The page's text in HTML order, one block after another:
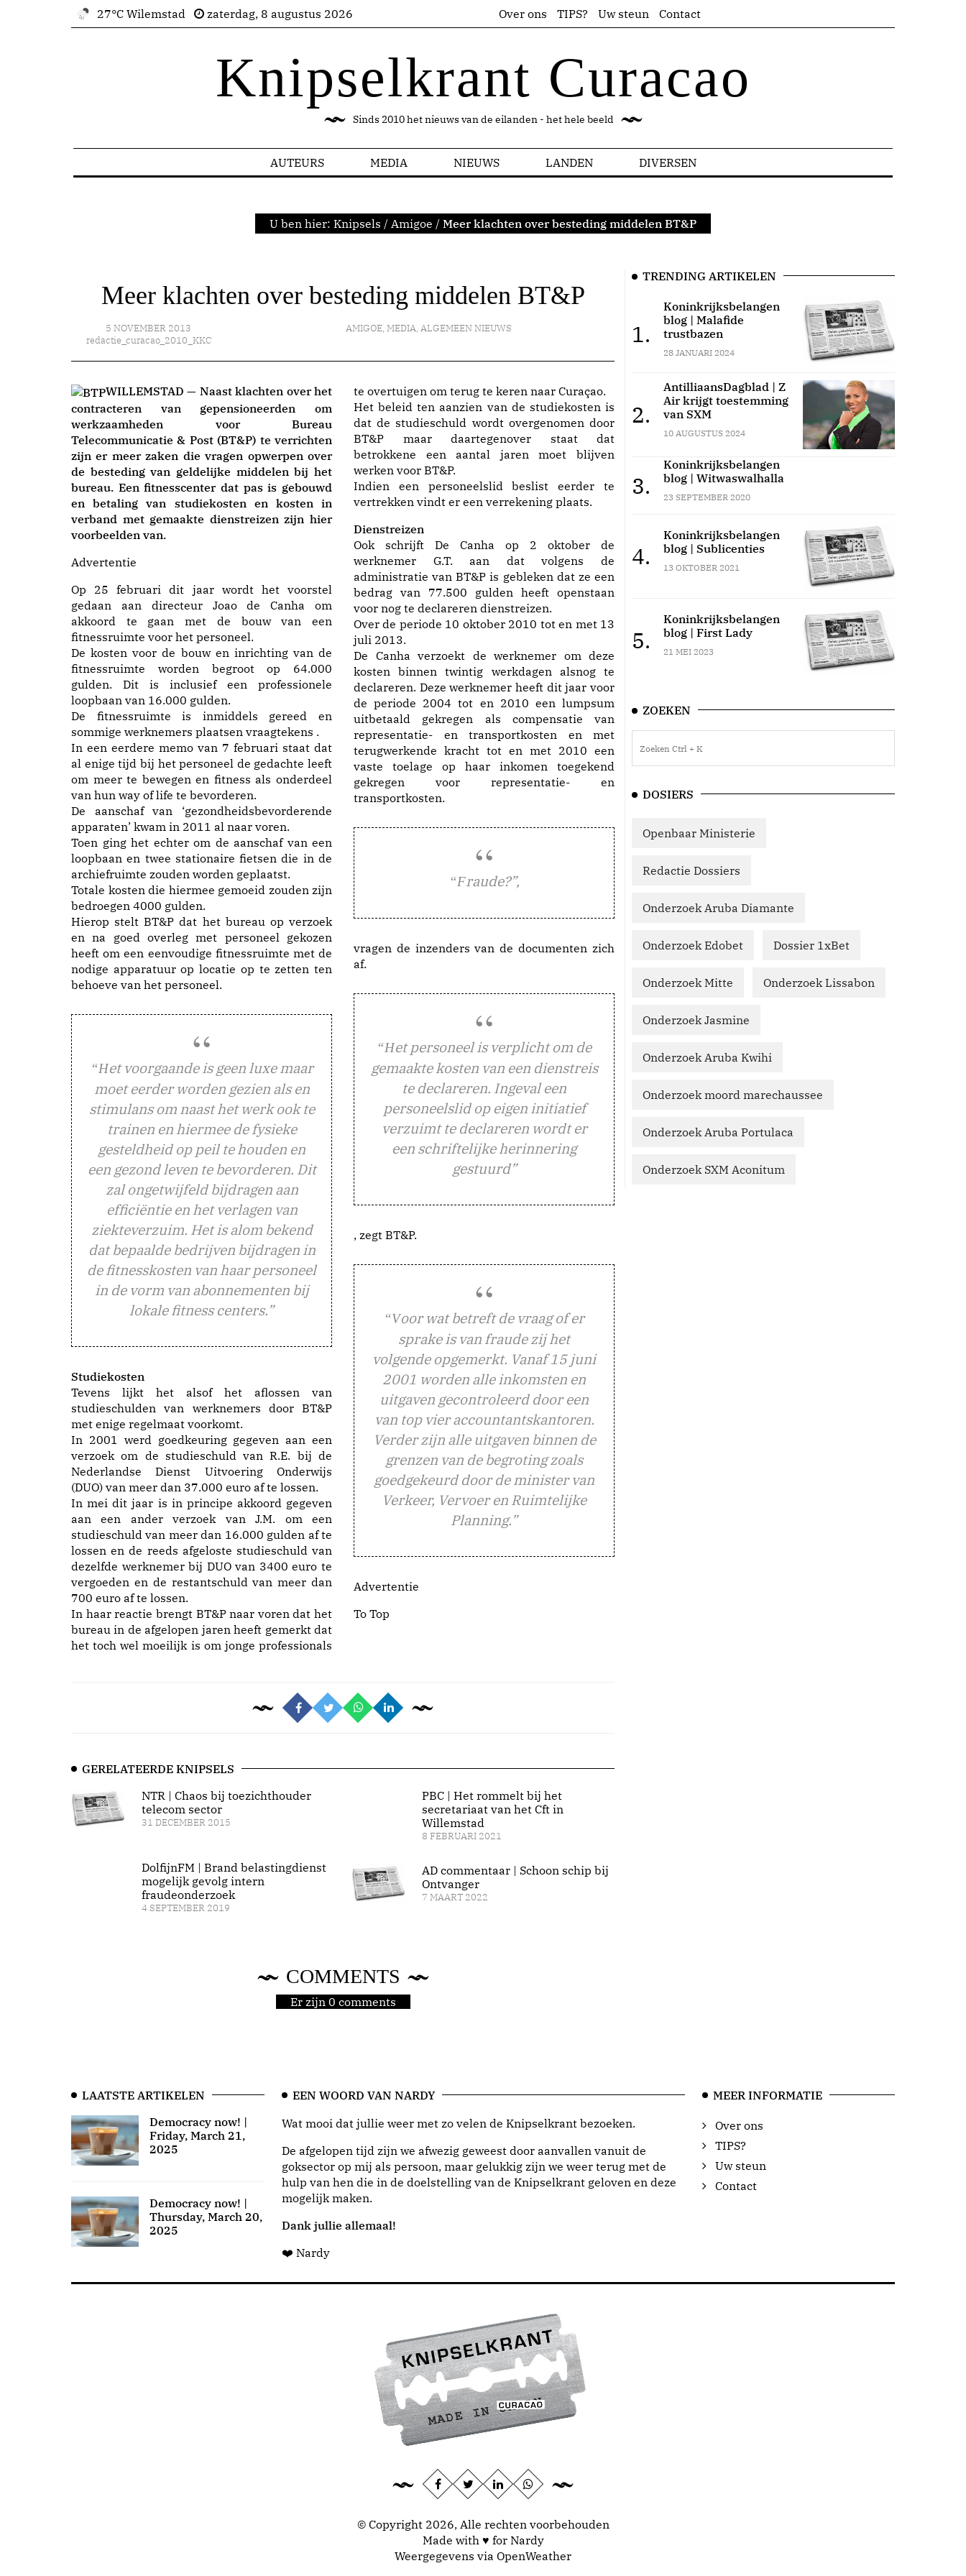
27°C Wilemstad zaterdag, 8 augustus 2026 Over ons TIPS? Uw steun Contact
Knipselkrant Curacao
Sinds 2010 het nieuws van de eilanden - het hele beeld
AUTEURS MEDIA NIEUWS LANDEN DIVERSEN
U ben hier: Knipsels / Amigoe / Meer klachten over besteding middelen BT&P
Meer klachten over besteding middelen BT&P
5 NOVEMBER 2013
redactie_curacao_2010_KKC
AMIGOE,MEDIA,ALGEMEEN NIEUWS
WILLEMSTAD — Naast klachten over het
contracteren van gepensioneerden om
werkzaamheden voor Bureau
Telecommunicatie & Post (BT&P) te verrichten
zijn er meer zaken die vragen opwerpen over
de besteding van geldelijke middelen bij het
bureau. Een fitnesscenter dat pas is gebouwd
en betaling van studiekosten en kosten in
verband met gemaakte dienstreizen zijn hier
voorbeelden van.
Advertentie
Op 25 februari dit jaar wordt het voorstel
gedaan aan directeur Joao de Canha om
akkoord te gaan met de bouw van een
fitnessruimte voor het personeel.
De kosten voor de bouw en inrichting van de
fitnessruimte worden begroot op 64.000
gulden. Dit is inclusief een professionele
loopbaan van 16.000 gulden.
De fitnessruimte is inmiddels gereed en
sommige werknemers plaatsen vraagtekens .
In een eerdere memo van 7 februari staat dat
al enige tijd bij het personeel de gedachte leeft
om meer te bewegen en fitness als onderdeel
van hun way of life te bevorderen.
De aanschaf van ‘gezondheidsbevorderende
apparaten’ kwam in 2011 al naar voren.
Toen ging het echter om de aanschaf van een
loopbaan en twee stationaire fietsen die in de
archiefruimte zouden worden geplaatst.
Totale kosten die hiermee gemoeid zouden zijn
bedroegen 4000 gulden.
Hierop stelt BT&P dat het bureau op verzoek
en na goed overleg met personeel gekozen
heeft om een eenvoudige fitnessruimte met de
nodige apparatuur op locatie op te zetten ten
behoeve van het personeel.
“Het voorgaande is geen luxe maar
moet eerder worden gezien als en
stimulans om naast het werk ook te
trainen en hiermee de fysieke
gesteldheid op peil te houden en
een gezond leven te bevorderen. Dit
zal ongetwijfeld bijdragen aan
efficiëntie en het verlagen van
ziekteverzuim. Het is alom bekend
dat bepaalde bedrijven bijdragen in
de fitnesskosten van haar personeel
in de vorm van abonnementen bij
lokale fitness centers.”
Studiekosten
Tevens lijkt het alsof het aflossen van
studieschulden van werknemers door BT&P
met enige regelmaat voorkomt.
In 2001 werd goedkeuring gegeven aan een
verzoek om de studieschuld van R.E. bij de
Nederlandse Dienst Uitvoering Onderwijs
(DUO) van meer dan 37.000 euro af te lossen.
In mei dit jaar is in principe akkoord gegeven
aan een ander verzoek van J.M. om een
studieschuld van meer dan 16.000 gulden af te
lossen en de reeds afgeloste studieschuld van
dezelfde werknemer bij DUO van 3400 euro te
vergoeden en de restantschuld van meer dan
700 euro af te lossen.
In haar reactie brengt BT&P naar voren dat het
bureau in de afgelopen jaren heeft gemerkt dat
het toch wel moeilijk is om jonge professionals
te overtuigen om terug te keren naar Curaçao.
Het beleid ten aanzien van de studiekosten is
dat de studieschuld wordt overgenomen door
BT&P maar daartegenover staat dat
betrokkene een aantal jaren moet blijven
werken voor BT&P.
Indien een personeelslid beslist eerder te
vertrekken vindt er een verrekening plaats.
Dienstreizen
Ook schrijft De Canha op 2 oktober de
werknemer G.T. aan dat volgens de
administratie van BT&P is gebleken dat ze een
bedrag van 77.500 gulden heeft openstaan
voor nog te declareren dienstreizen.
Over de periode 10 oktober 2010 tot en met 13
juli 2013.
De Canha verzoekt de werknemer om deze
kosten binnen twintig werkdagen alsnog te
declareren. Deze werknemer heeft dit jaar voor
de periode 2004 tot en 2010 een lumpsum
uitbetaald gekregen als compensatie van
representatie- en transportkosten en met
terugwerkende kracht tot en met 2010 een
vaste toelage op haar inkomen toegekend
gekregen voor representatie- en
transportkosten.
“Fraude?”,
vragen de inzenders van de documenten zich
af.
“Het personeel is verplicht om de
gemaakte kosten van een dienstreis
te declareren. Ingeval een
personeelslid op eigen initiatief
verzuimt te declareren wordt er
een schriftelijke herinnering
gestuurd”
, zegt BT&P.
“Voor wat betreft de vraag of er
sprake is van fraude zij het
volgende opgemerkt. Vanaf 15 juni
2001 worden alle inkomsten en
uitgaven gecontroleerd door een
van top vier accountantskantoren.
Verder zijn alle uitgaven binnen de
grenzen van de begroting zoals
goedgekeurd door de minister van
Verkeer, Vervoer en Ruimtelijke
Planning.”
Advertentie
To Top
GERELATEERDE KNIPSELS
NTR | Chaos bij toezichthouder
telecom sector
31 DECEMBER 2015
DolfijnFM | Brand belastingdienst
mogelijk gevolg intern
fraudeonderzoek
4 SEPTEMBER 2019
PBC | Het rommelt bij het
secretariaat van het Cft in
Willemstad
8 FEBRUARI 2021
AD commentaar | Schoon schip bij
Ontvanger
7 MAART 2022
COMMENTS
Er zijn 0 comments
TRENDING ARTIKELEN
1.
Koninkrijksbelangen
blog | Malafide
trustbazen
28 JANUARI 2024
2.
AntilliaansDagblad | Z
Air krijgt toestemming
van SXM
10 AUGUSTUS 2024
3.
Koninkrijksbelangen
blog | Witwaswalhalla
23 SEPTEMBER 2020
4.
Koninkrijksbelangen
blog | Sublicenties
13 OKTOBER 2021
5.
Koninkrijksbelangen
blog | First Lady
21 MEI 2023
ZOEKEN
DOSIERS
Openbaar Ministerie
Redactie Dossiers
Onderzoek Aruba Diamante
Onderzoek Edobet Dossier 1xBet
Onderzoek Mitte Onderzoek Lissabon
Onderzoek Jasmine
Onderzoek Aruba Kwihi
Onderzoek moord marechaussee
Onderzoek Aruba Portulaca
Onderzoek SXM Aconitum
LAATSTE ARTIKELEN
Democracy now! |
Friday, March 21,
2025
Democracy now! |
Thursday, March 20,
2025
EEN WOORD VAN NARDY
Wat mooi dat jullie weer met zo velen de Knipselkrant bezoeken.
De afgelopen tijd zijn we afwezig geweest door aanvallen vanuit de
goksector op mij als persoon, maar gelukkig zijn we weer terug met de
hulp van hen die in de doelstelling van de Knipselkrant geloven en deze
mogelijk maken.
Dank jullie allemaal!
❤️ Nardy
MEER INFORMATIE
Over ons
TIPS?
Uw steun
Contact
© Copyright 2026, Alle rechten voorbehouden
Made with ♥ for Nardy
Weergegevens via OpenWeather